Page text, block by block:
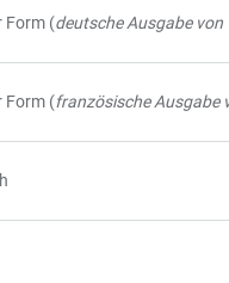
Form (deutsche Ausgabe von
Form (französische Ausgabe